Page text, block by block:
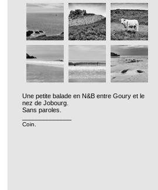
Une petite balade en N&B entre Goury et le
nez de Jobourg.
Sans paroles.
Coin.